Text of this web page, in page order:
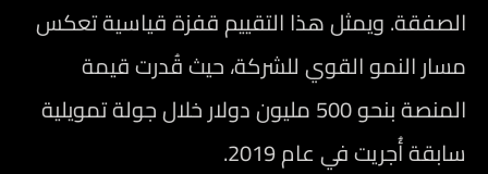
الصفقة. ويمثل هذا التقييم قفزة قياسية تعكس
مسار النمو القوي للشركة، حيث قُدرت قيمة
المنصة بنحو 500 مليون دولار خلال جولة تمويلية
سابقة أُجريت في عام 2019.